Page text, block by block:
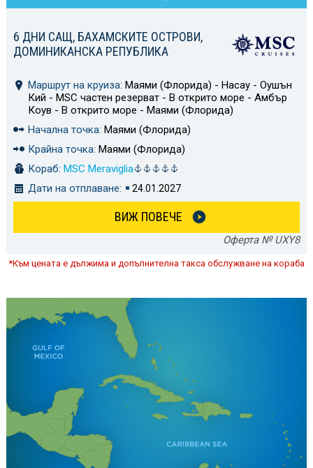
6 ДНИ САЩ, БАХАМСКИТЕ ОСТРОВИ,
ДОМИНИКАНСКА РЕПУБЛИКА
Маршрут на круиза: Маями (Флорида) - Насау - Оушън
Кий - MSC частен резерват - В открито море - Амбър
Коув - В открито море - Маями (Флорида)
Начална точка: Маями (Флорида)
Крайна точка: Маями (Флорида)
Кораб: MSC Meraviglia
Дати на отплаване:
24.01.2027
ВИЖ ПОВЕЧЕ
Оферта № UXY8
*Към цената е дължима и допълнителна такса обслужване на кораба